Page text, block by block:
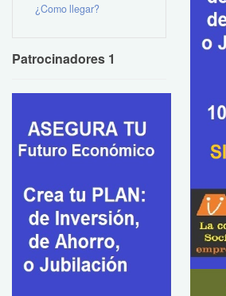
¿Como llegar?
Patrocinadores 1